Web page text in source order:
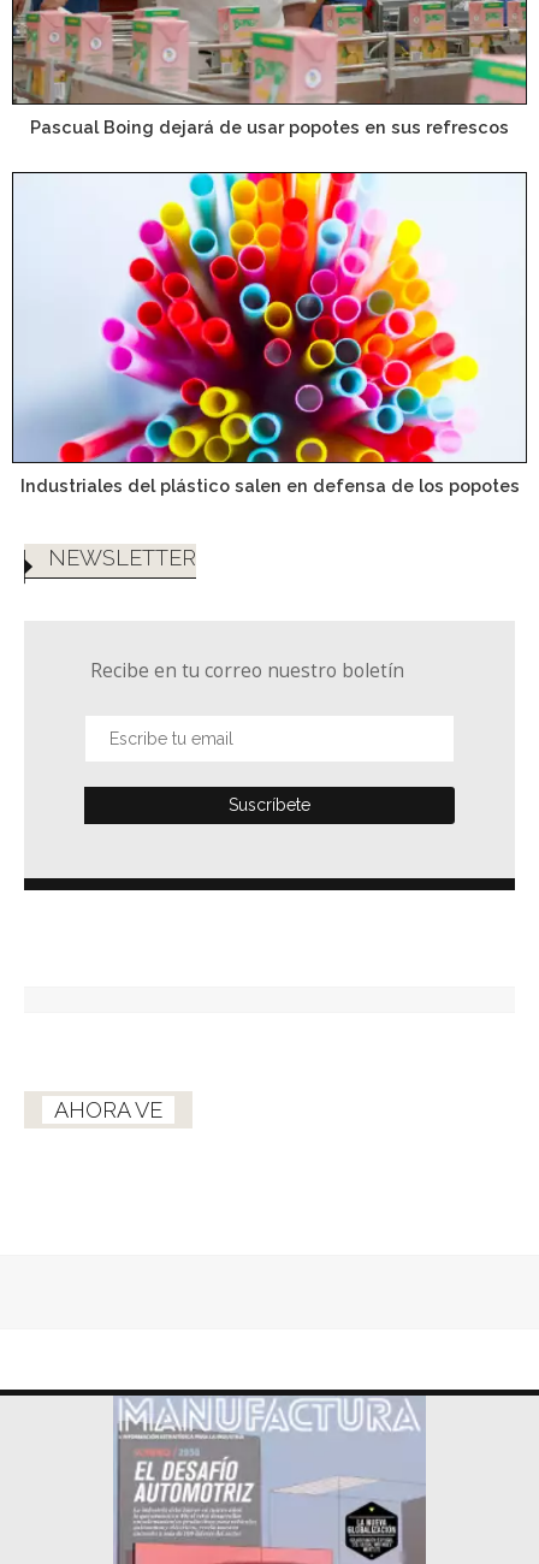
Pascual Boing dejará de usar popotes en sus refrescos
Industriales del plástico salen en defensa de los popotes
NEWSLETTER
Recibe en tu correo nuestro boletín
AHORA VE